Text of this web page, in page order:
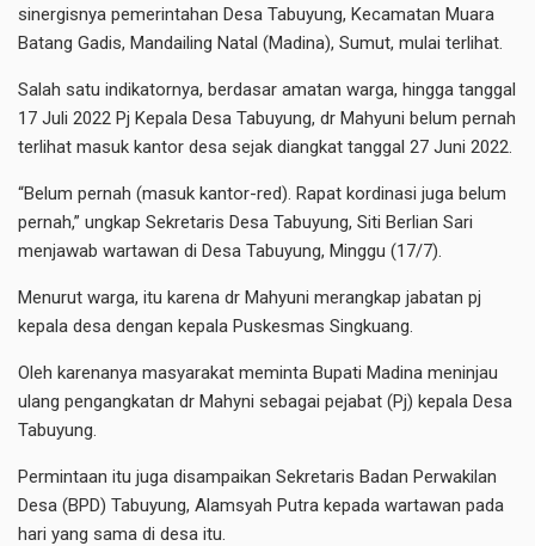
sinergisnya pemerintahan Desa Tabuyung, Kecamatan Muara
Batang Gadis, Mandailing Natal (Madina), Sumut, mulai terlihat.
Salah satu indikatornya, berdasar amatan warga, hingga tanggal
17 Juli 2022 Pj Kepala Desa Tabuyung, dr Mahyuni belum pernah
terlihat masuk kantor desa sejak diangkat tanggal 27 Juni 2022.
“Belum pernah (masuk kantor-red). Rapat kordinasi juga belum
pernah,” ungkap Sekretaris Desa Tabuyung, Siti Berlian Sari
menjawab wartawan di Desa Tabuyung, Minggu (17/7).
Menurut warga, itu karena dr Mahyuni merangkap jabatan pj
kepala desa dengan kepala Puskesmas Singkuang.
Oleh karenanya masyarakat meminta Bupati Madina meninjau
ulang pengangkatan dr Mahyni sebagai pejabat (Pj) kepala Desa
Tabuyung.
Permintaan itu juga disampaikan Sekretaris Badan Perwakilan
Desa (BPD) Tabuyung, Alamsyah Putra kepada wartawan pada
hari yang sama di desa itu.